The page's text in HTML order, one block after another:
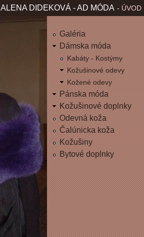
H
A
V
ÚVOD
ALENA DIDEKOVÁ - AD MÓDA
Galéria
Dámska móda
Kabáty - Kostýmy
Kožušinové odevy
Kožené odevy
Pánska móda
Kožušinové doplnky
Odevná koža
Čalúnicka koža
Kožušiny
Bytové doplnky